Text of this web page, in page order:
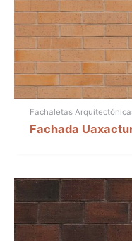
Fachaletas
Fachada